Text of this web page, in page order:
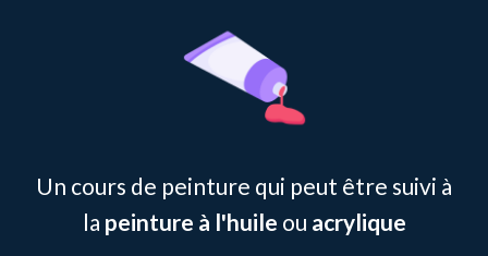
Un cours de peinture qui peut être suivi à
la peinture à l'huile ou acrylique